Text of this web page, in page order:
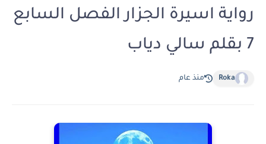
رواية اسيرة الجزار الفصل السابع
7 بقلم سالي دياب
Roka منذ عام